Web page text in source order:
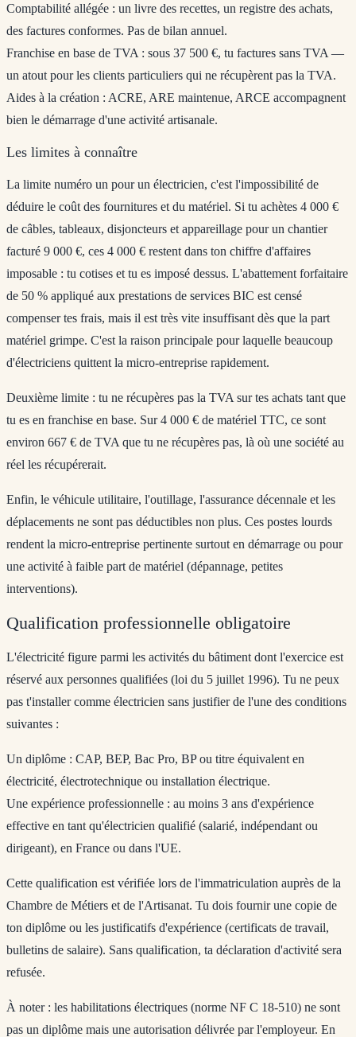
Comptabilité allégée : un livre des recettes, un registre des achats,
des factures conformes. Pas de bilan annuel.
Franchise en base de TVA : sous 37 500 €, tu factures sans TVA —
un atout pour les clients particuliers qui ne récupèrent pas la TVA.
Aides à la création : ACRE, ARE maintenue, ARCE accompagnent
bien le démarrage d'une activité artisanale.
Les limites à connaître
La limite numéro un pour un électricien, c'est l'impossibilité de
déduire le coût des fournitures et du matériel. Si tu achètes 4 000 €
de câbles, tableaux, disjoncteurs et appareillage pour un chantier
facturé 9 000 €, ces 4 000 € restent dans ton chiffre d'affaires
imposable : tu cotises et tu es imposé dessus. L'abattement forfaitaire
de 50 % appliqué aux prestations de services BIC est censé
compenser tes frais, mais il est très vite insuffisant dès que la part
matériel grimpe. C'est la raison principale pour laquelle beaucoup
d'électriciens quittent la micro-entreprise rapidement.
Deuxième limite : tu ne récupères pas la TVA sur tes achats tant que
tu es en franchise en base. Sur 4 000 € de matériel TTC, ce sont
environ 667 € de TVA que tu ne récupères pas, là où une société au
réel les récupérerait.
Enfin, le véhicule utilitaire, l'outillage, l'assurance décennale et les
déplacements ne sont pas déductibles non plus. Ces postes lourds
rendent la micro-entreprise pertinente surtout en démarrage ou pour
une activité à faible part de matériel (dépannage, petites
interventions).
Qualification professionnelle obligatoire
L'électricité figure parmi les activités du bâtiment dont l'exercice est
réservé aux personnes qualifiées (loi du 5 juillet 1996). Tu ne peux
pas t'installer comme électricien sans justifier de l'une des conditions
suivantes :
Un diplôme : CAP, BEP, Bac Pro, BP ou titre équivalent en
électricité, électrotechnique ou installation électrique.
Une expérience professionnelle : au moins 3 ans d'expérience
effective en tant qu'électricien qualifié (salarié, indépendant ou
dirigeant), en France ou dans l'UE.
Cette qualification est vérifiée lors de l'immatriculation auprès de la
Chambre de Métiers et de l'Artisanat. Tu dois fournir une copie de
ton diplôme ou les justificatifs d'expérience (certificats de travail,
bulletins de salaire). Sans qualification, ta déclaration d'activité sera
refusée.
À noter : les habilitations électriques (norme NF C 18-510) ne sont
pas un diplôme mais une autorisation délivrée par l'employeur. En